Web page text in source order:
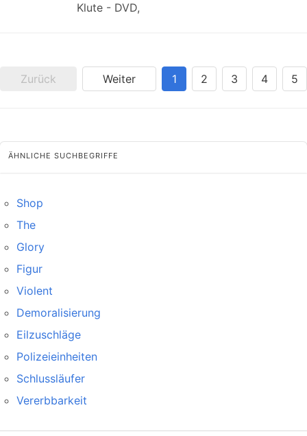
Klute - DVD,
Zurück Weiter 1 2 3 4 5
ÄHNLICHE SUCHBEGRIFFE
Shop
The
Glory
Figur
Violent
Demoralisierung
Eilzuschläge
Polizeieinheiten
Schlussläufer
Vererbbarkeit